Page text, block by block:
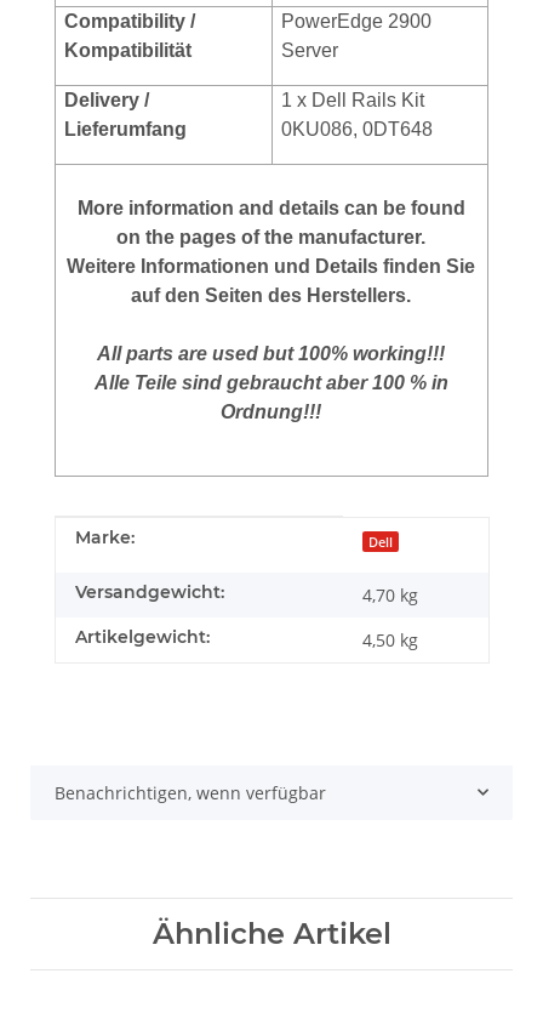
Compatibility /
Kompatibilität
PowerEdge 2900
Server
Delivery /
Lieferumfang
1 x Dell Rails Kit
0KU086, 0DT648
More information and details can be found
on the pages of the manufacturer.
Weitere Informationen und Details finden Sie
auf den Seiten des Herstellers.
All parts are used but 100% working!!!
Alle Teile sind gebraucht aber 100 % in
Ordnung!!!
Produkteigenschaft
Wert
Marke: Dell
Versandgewicht: 4,70 kg
Artikelgewicht: 4,50 kg
Benachrichtigen, wenn verfügbar
Ähnliche Artikel